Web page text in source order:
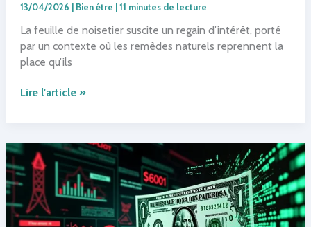
13/04/2026 | Bien être |11 minutes de lecture
La feuille de noisetier suscite un regain d’intérêt, porté
par un contexte où les remèdes naturels reprennent la
place qu’ils
Feuille
découvrez
ses
secrets
pour
votre
Lire l'article »